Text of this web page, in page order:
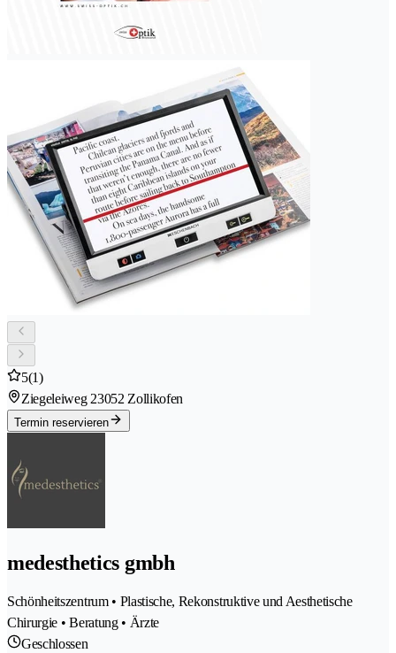
5(1)
Ziegeleiweg 23052 Zollikofen
Termin reservieren
medesthetics gmbh
Schönheitszentrum • Plastische, Rekonstruktive und Aesthetische
Chirurgie • Beratung • Ärzte
Geschlossen